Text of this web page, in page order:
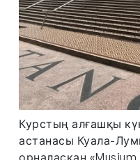
Курстың алғашқы
астанасы Куала-
орналасқан «Musium